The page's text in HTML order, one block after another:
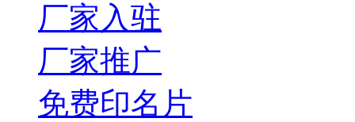
厂家入驻
厂家推广
免费印名片